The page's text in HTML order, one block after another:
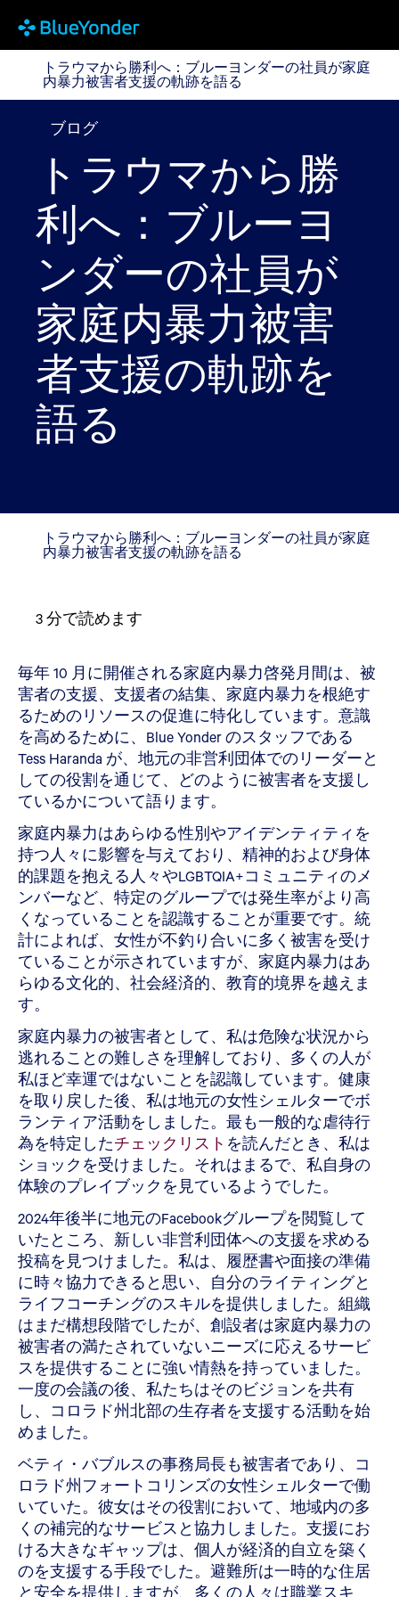
トラウマから勝利へ：ブルーヨンダーの社員が家庭内
トラウマから勝利へ：ブルーヨンダーの社員が家庭
内暴力被害者支援の軌跡を語る
ブログ
トラウマから勝
利へ：ブルーヨ
ンダーの社員が
家庭内暴力被害
者支援の軌跡を
語る
トラウマから勝利へ：ブルーヨンダーの社員が家庭
内暴力被害者支援の軌跡を語る
3分で読めます
毎年 10 月に開催される家庭内暴力啓発月間は、被
害者の支援、支援者の結集、家庭内暴力を根絶す
るためのリソースの促進に特化しています。意識
を高めるために、Blue Yonder のスタッフである
Tess Haranda が、地元の非営利団体でのリーダーと
しての役割を通じて、どのように被害者を支援し
ているかについて語ります。
家庭内暴力はあらゆる性別やアイデンティティを
持つ人々に影響を与えており、精神的および身体
的課題を抱える人々やLGBTQIA+コミュニティのメ
ンバーなど、特定のグループでは発生率がより高
くなっていることを認識することが重要です。統
計によれば、女性が不釣り合いに多く被害を受け
ていることが示されていますが、家庭内暴力はあ
らゆる文化的、社会経済的、教育的境界を越えま
す。
家庭内暴力の被害者として、私は危険な状況から
逃れることの難しさを理解しており、多くの人が
私ほど幸運ではないことを認識しています。健康
を取り戻した後、私は地元の女性シェルターでボ
ランティア活動をしました。最も一般的な虐待行
為を特定したチェックリスト を読んだとき、私は
ショックを受けました。それはまるで、私自身の
体験のプレイブックを見ているようでした。
2024年後半に地元のFacebookグループを閲覧して
いたところ、新しい非営利団体への支援を求める
投稿を見つけました。私は、履歴書や面接の準備
に時々協力できると思い、自分のライティングと
ライフコーチングのスキルを提供しました。組織
はまだ構想段階でしたが、創設者は家庭内暴力の
被害者の満たされていないニーズに応えるサービ
スを提供することに強い情熱を持っていました。
一度の会議の後、私たちはそのビジョンを共有
し、コロラド州北部の生存者を支援する活動を始
めました。
ベティ・バブルスの事務局長も被害者であり、コ
ロラド州フォートコリンズの女性シェルターで働
いていた。彼女はその役割において、地域内の多
くの補完的なサービスと協力しました。支援にお
ける大きなギャップは、個人が経済的自立を築く
のを支援する手段でした。避難所は一時的な住居
と安全を提供しますが、多くの人々は職業スキ